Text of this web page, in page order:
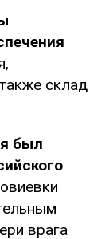
склад
был
врага